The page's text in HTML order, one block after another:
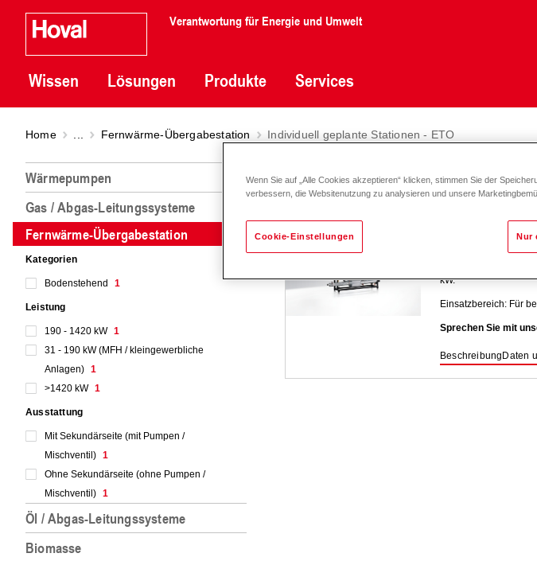
Verantwortung für Energie und Umwelt
Wissen Lösungen Produkte Services
Home Fernwärme-Übergabestation Individuell geplante Stationen - ETO
Wärmepumpen
Gas / Abgas-Leitungssysteme
Fernwärme-Übergabestation
Kategorien
Bodenstehend 1
Leistung
190 - 1420 kW 1
31 - 190 kW (MFH / kleingewerbliche
Anlagen) 1
>1420 kW 1
Ausstattung
Mit Sekundärseite (mit Pumpen /
Mischventil) 1
Ohne Sekundärseite (ohne Pumpen /
Mischventil) 1
Öl / Abgas-Leitungssysteme
Biomasse
Individuell geplante
TransTherm
Auf Mass gefertigte
kW.
Einsatzbereich: Für
Sprechen Sie mit
Beschreibung Daten
Wenn Sie auf „Alle Cookies akzeptieren“ klicken, stimmen Sie der
verbessern, die Websitenutzung zu analysieren und unsere
Cookie-Einstellungen Nur